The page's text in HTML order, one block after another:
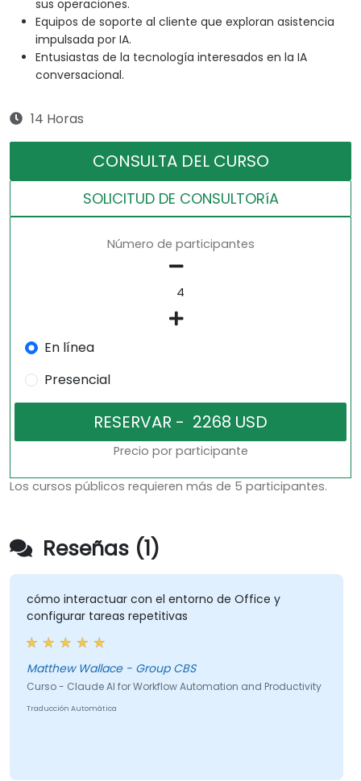
sus operaciones.
Equipos de soporte al cliente que exploran asistencia
impulsada por IA.
Entusiastas de la tecnología interesados en la IA
conversacional.
14 Horas
CONSULTA DEL CURSO
SOLICITUD DE CONSULTORíA
Número de participantes
En línea
Presencial
Precio por participante
Los cursos públicos requieren más de 5 participantes.
Reseñas (1)
cómo interactuar con el entorno de Office y
configurar tareas repetitivas
Matthew Wallace - Group CBS
Curso - Claude AI for Workflow Automation and Productivity
Traducción Automática